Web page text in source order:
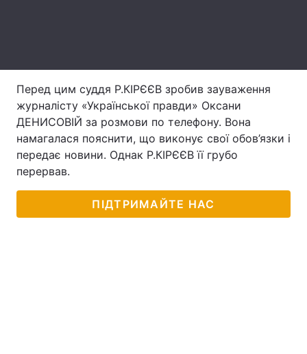
Контакти
Послуги
Перед цим суддя Р.КІРЄЄВ зробив зауваження
журналісту «Української правди» Оксани
ДЕНИСОВІЙ за розмови по телефону. Вона
намагалася пояснити, що виконує свої обов’язки і
передає новини. Однак Р.КІРЄЄВ її грубо
перервав.
ПІДТРИМАЙТЕ НАС